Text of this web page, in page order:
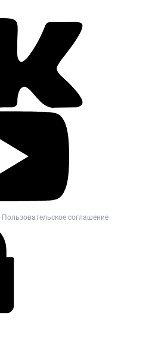
Пользовательское соглашение